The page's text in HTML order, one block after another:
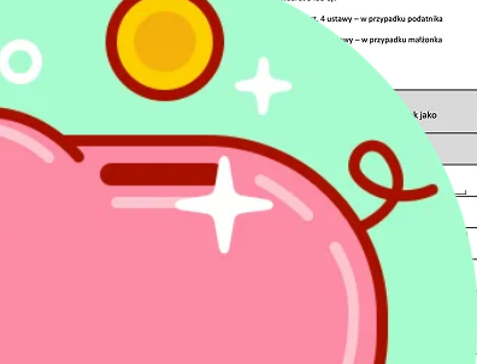
PUESC
Sprawy celne
i akcyzowe
Wyjątkowo – podatki
lokalne oraz
komunikacja z sądami
administracyjnymi